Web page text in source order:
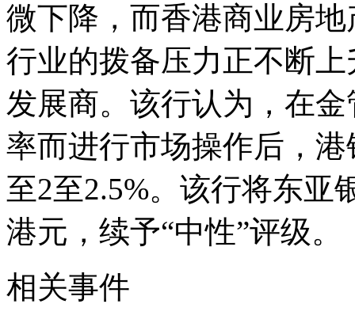
微下降，而香港商业房
行业的拨备压力正不断
发展商。该行认为，在
率而进行市场操作后，
至2至2.5%。该行将东亚
港元，续予“中性”评级。
相关事件